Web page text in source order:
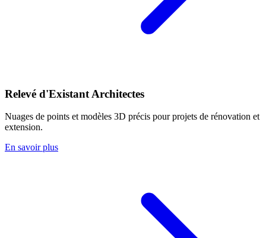
Relevé d'Existant Architectes
Nuages de points et modèles 3D précis pour projets de rénovation et
extension.
En savoir plus